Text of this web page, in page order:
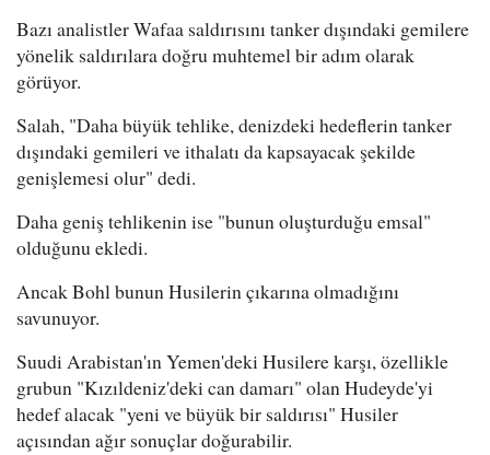
Bazı analistler Wafaa saldırısını tanker dışındaki gemilere
yönelik saldırılara doğru muhtemel bir adım olarak
görüyor.
Salah, "Daha büyük tehlike, denizdeki hedeflerin tanker
dışındaki gemileri ve ithalatı da kapsayacak şekilde
genişlemesi olur" dedi.
Daha geniş tehlikenin ise "bunun oluşturduğu emsal"
olduğunu ekledi.
Ancak Bohl bunun Husilerin çıkarına olmadığını
savunuyor.
Suudi Arabistan'ın Yemen'deki Husilere karşı, özellikle
grubun "Kızıldeniz'deki can damarı" olan Hudeyde'yi
hedef alacak "yeni ve büyük bir saldırısı" Husiler
açısından ağır sonuçlar doğurabilir.